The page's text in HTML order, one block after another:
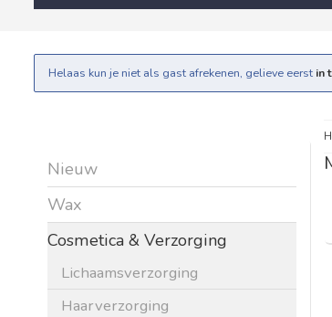
Helaas kun je niet als gast afrekenen, gelieve eerst in
Nieuw
Wax
Cosmetica & Verzorging
Lichaamsverzorging
Haarverzorging